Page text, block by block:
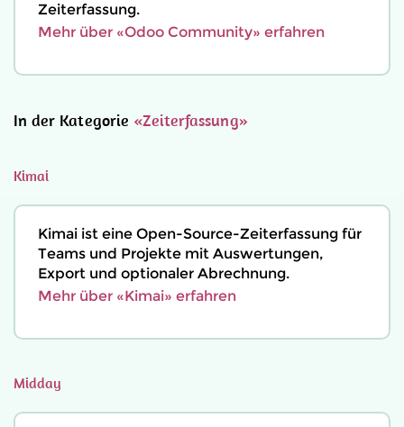
Zeiterfassung.
Mehr über «Odoo Community» erfahren
In der Kategorie «Zeiterfassung»
Kimai
Kimai ist eine Open-Source-Zeiterfassung für
Teams und Projekte mit Auswertungen,
Export und optionaler Abrechnung.
Mehr über «Kimai» erfahren
Midday